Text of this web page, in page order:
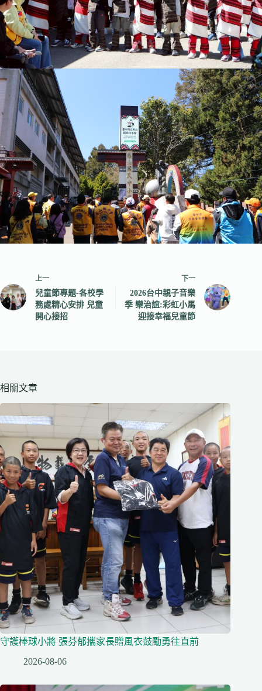
上一
兒童節專題-各校學
務處精心安排 兒童
開心接招
下一
2026台中親子音樂
季 欒治誼:彩虹小馬
迎接幸福兒童節
相關文章
守護棒球小將 張芬郁攜家長贈風衣鼓勵勇往直前
2026-08-06